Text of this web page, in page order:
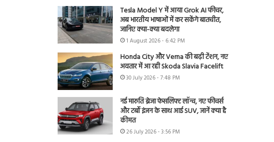
Tesla Model Y में आया Grok AI फीचर,
अब भारतीय भाषाओं में कर सकेंगे बातचीत,
जानिए क्या-क्या बदलेगा
1 August 2026 - 6:42 PM
Honda City और Verna की बढ़ी टेंशन, नए
अवतार में आ रही Skoda Slavia Facelift
30 July 2026 - 7:48 PM
नई मारुति ब्रेजा फेसलिफ्ट लॉन्च, नए फीचर्स
और टर्बो इंजन के साथ आई SUV, जानें क्या है
कीमत
26 July 2026 - 3:56 PM